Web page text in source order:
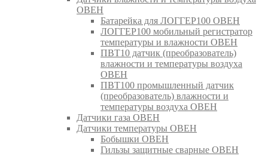
ОВЕН
Батарейка для ЛОГГЕР100 ОВЕН
ЛОГГЕР100 мобильный регистратор
температуры и влажности ОВЕН
ПВТ10 датчик (преобразователь)
влажности и температуры воздуха
ОВЕН
ПВТ100 промышленный датчик
(преобразователь) влажности и
температуры воздуха ОВЕН
Датчики газа ОВЕН
Датчики температуры ОВЕН
Бобышки ОВЕН
Гильзы защитные сварные ОВЕН